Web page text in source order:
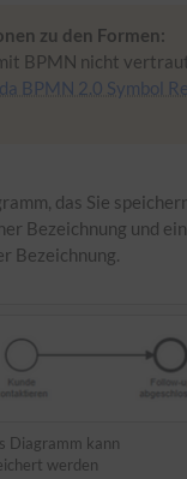
zu den Formen:
BPMN nicht
BPMN 2.0 Symbol
das Sie
Bezeichnung und
Bezeichnung.
Diagramm kann
werden